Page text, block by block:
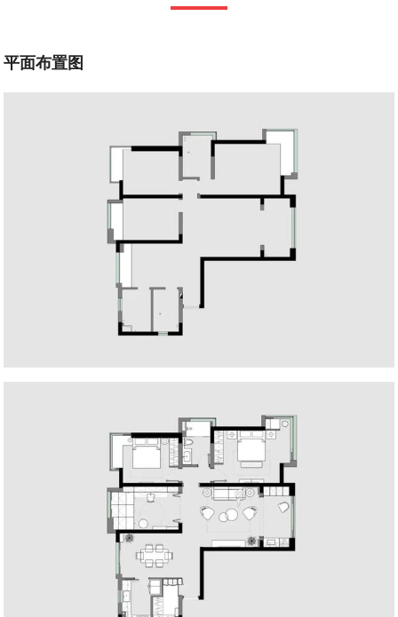
平面布置图